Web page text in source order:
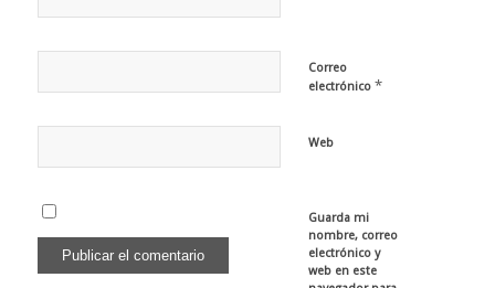
Correo
electrónico *
Web
Guarda mi
nombre, correo
electrónico y
web en este